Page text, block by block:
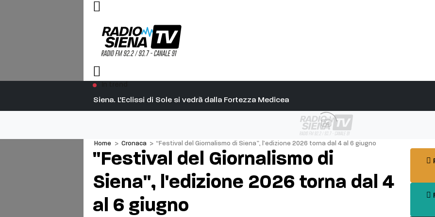
Siena. L’Eclissi di Sole si vedrà dalla Fortezza Medicea
Ad
Home > Cronaca > “Festival del Giornalismo di Siena”, l’edizione 2026 torna dal 4 al 6 giugno
"Festival del Giornalismo di
Siena", l'edizione 2026 torna dal 4
al 6 giugno